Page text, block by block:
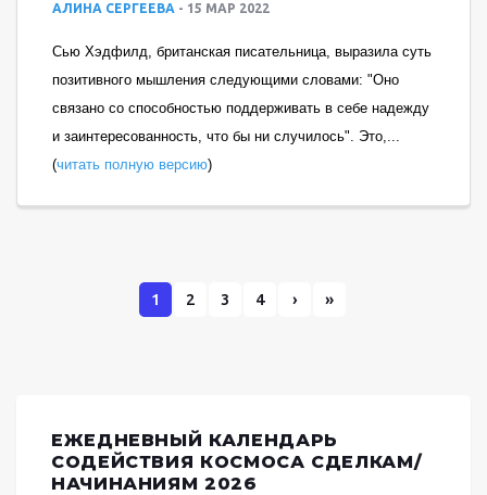
АЛИНА СЕРГЕЕВА 15 МАР 2022
Сью Хэдфилд, британская писательница, выразила суть
позитивного мышления следующими словами: "Оно
связано со способностью поддерживать в себе надежду
и заинтересованность, что бы ни случилось". Это,...
(читать полную версию)
1 2 3 4 › »
ЕЖЕДНЕВНЫЙ КАЛЕНДАРЬ
СОДЕЙСТВИЯ КОСМОСА СДЕЛКАМ/
НАЧИНАНИЯМ 2026